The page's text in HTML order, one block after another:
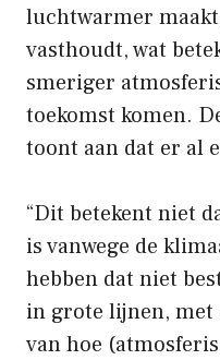
luchtwarmer
vasthoudt, wat
smeriger
toekomst komen.
toont aan dat er al
“Dit betekent niet
is vanwege de
hebben dat niet
in grote lijnen, met
van hoe